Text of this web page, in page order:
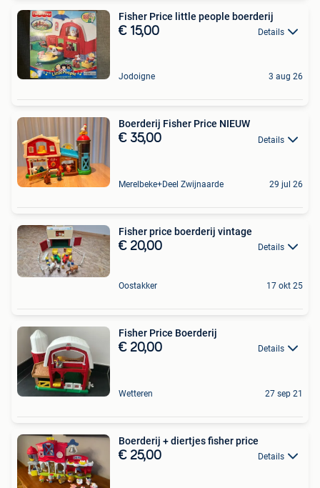
Fisher Price little people boerderij
€ 15,00 Details
Jodoigne 3 aug 26
Boerderij Fisher Price NIEUW
€ 35,00 Details
Merelbeke+Deel Zwijnaarde 29 jul 26
Fisher price boerderij vintage
€ 20,00 Details
Oostakker 17 okt 25
Fisher Price Boerderij
€ 20,00 Details
Wetteren 27 sep 21
Boerderij + diertjes fisher price
€ 25,00 Details